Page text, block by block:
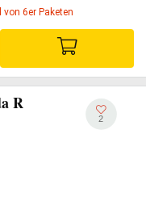
6er Paketen
R
2